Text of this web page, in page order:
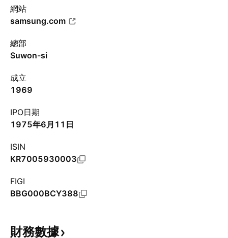
網站
samsung.com
總部
Suwon-si
成立
1969
IPO日期
1975年6月11日
ISIN
KR7005930003
FIGI
BBG000BCY388
財務數據